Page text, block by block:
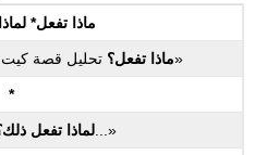
ماذا تفعل*
ماذا تفعل؟تحليل قصة كيت شوبان القصيرة «العاصفة»
*
لماذا تفعل «للمجادلة بأن...»